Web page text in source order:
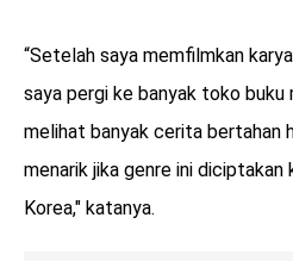
“Setelah saya memfilmkan
saya pergi ke banyak toko buku
melihat banyak cerita bertahan
menarik jika genre ini diciptakan
Korea," katanya.